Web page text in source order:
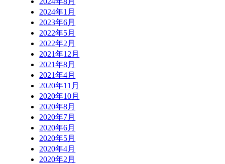
2024年1月
2023年6月
2022年5月
2022年2月
2021年12月
2021年8月
2021年4月
2020年11月
2020年10月
2020年8月
2020年7月
2020年6月
2020年5月
2020年4月
2020年2月